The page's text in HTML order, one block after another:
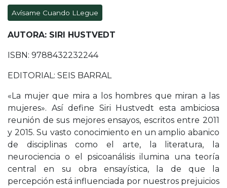
Avísame Cuando LLegue
AUTORA: SIRI HUSTVEDT
ISBN: 9788432232244
EDITORIAL: SEIS BARRAL
«La mujer que mira a los hombres que miran a las
mujeres». Así define Siri Hustvedt esta ambiciosa
reunión de sus mejores ensayos, escritos entre 2011
y 2015. Su vasto conocimiento en un amplio abanico
de disciplinas como el arte, la literatura, la
neurociencia o el psicoanálisis ilumina una teoría
central en su obra ensayística, la de que la
percepción está influenciada por nuestros prejuicios